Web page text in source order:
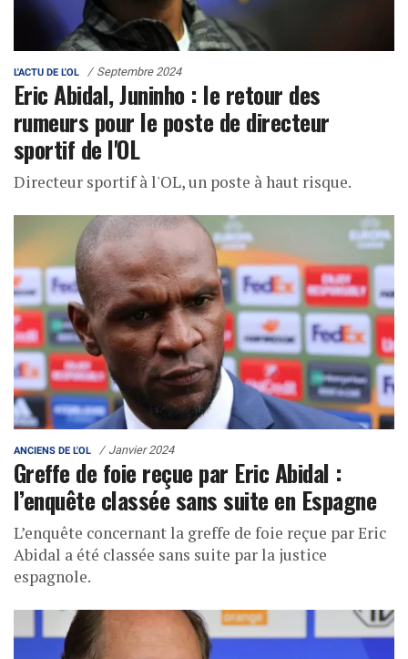
L'ACTU DE L'OL Septembre 2024
Eric Abidal, Juninho : le retour des
rumeurs pour le poste de directeur
sportif de l'OL
Directeur sportif à l'OL, un poste à haut risque.
ANCIENS DE L'OL Janvier 2024
Greffe de foie reçue par Eric Abidal :
l’enquête classée sans suite en Espagne
L’enquête concernant la greffe de foie reçue par Eric
Abidal a été classée sans suite par la justice
espagnole.